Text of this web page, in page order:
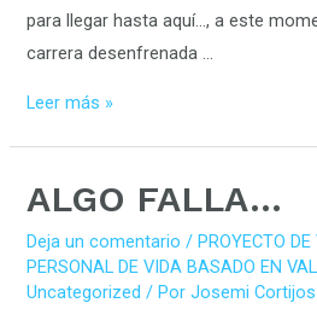
para llegar hasta aquí…, a este
carrera desenfrenada …
Leer más »
ALGO FALLA…
Deja un comentario /PROYECTO
PERSONAL DE VIDA BASADO EN
Uncategorized / PorJosemi Cortijos
ALGO